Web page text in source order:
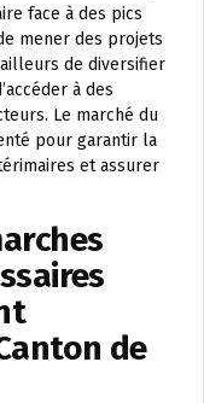
face à des pics
mener des projets
de diversifier
à des
Le marché du
pour garantir la
et assurer
de